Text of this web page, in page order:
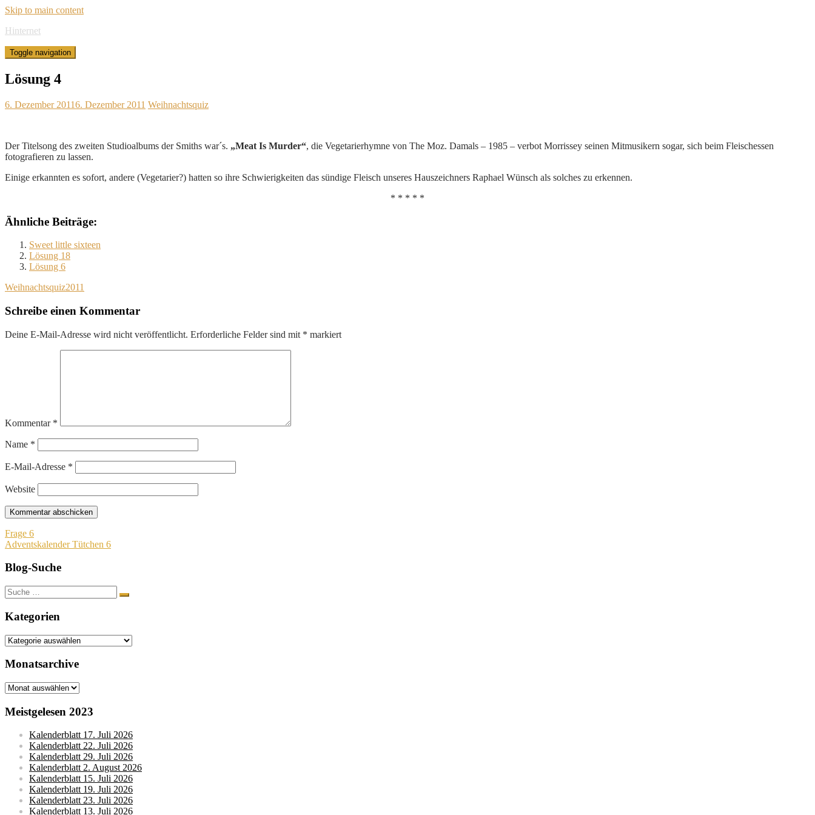
Skip to main content
Hinternet
Toggle navigation
Lösung 4
6. Dezember 20116. Dezember 2011 Weihnachtsquiz
Der Titelsong des zweiten Studioalbums der Smiths war´s. „Meat Is Murder“, die Vegetarierhymne von The Moz. Damals – 1985 – verbot Morrissey seinen Mitmusikern sogar, sich beim Fleischessen
fotografieren zu lassen.
Einige erkannten es sofort, andere (Vegetarier?) hatten so ihre Schwierigkeiten das sündige Fleisch unseres Hauszeichners Raphael Wünsch als solches zu erkennen.
* * * * *
Ähnliche Beiträge:
Sweet little sixteen
Lösung 18
Lösung 6
Weihnachtsquiz2011
Schreibe einen Kommentar
Deine E-Mail-Adresse wird nicht veröffentlicht. Erforderliche Felder sind mit * markiert
Kommentar *
Name *
E-Mail-Adresse *
Website
Beitragsnavigation
Frage 6
Adventskalender Tütchen 6
Blog-Suche
Suche
nach:
Kategorien
Kategorien
Monatsarchive
Monatsarchive
Meistgelesen 2023
Kalenderblatt 17. Juli 2026
Kalenderblatt 22. Juli 2026
Kalenderblatt 29. Juli 2026
Kalenderblatt 2. August 2026
Kalenderblatt 15. Juli 2026
Kalenderblatt 19. Juli 2026
Kalenderblatt 23. Juli 2026
Kalenderblatt 13. Juli 2026